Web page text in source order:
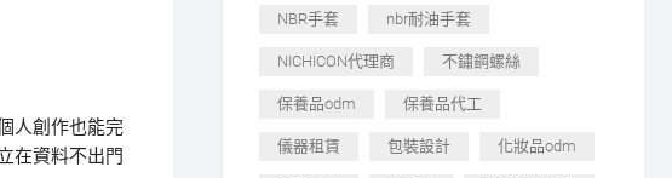
人創作也能完
在資料不出門
NBR手套 nbr耐油手套
NICHICON代理商 不鏽鋼螺絲
保養品odm 保養品代工
儀器租賃 包裝設計 化妝品odm